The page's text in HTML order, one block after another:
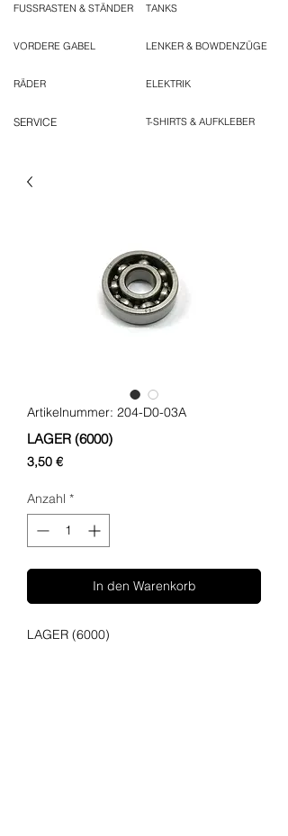
FUSSRASTEN & STÄNDER
VORDERE GABEL
RÄDER
SERVICE
TANKS
LENKER & BOWDENZÜGE
ELEKTRIK
T-SHIRTS & AUFKLEBER
Artikelnummer: 204-D0-03A
LAGER (6000)
3,50 €Preis
Anzahl *
In den Warenkorb
LAGER (6000)